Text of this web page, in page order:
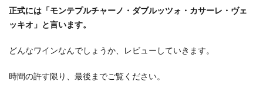
正式には「モンテプルチャーノ・ダブルッツォ・カサーレ・ヴェ
ッキオ」と言います。
どんなワインなんでしょうか、レビューしていきます。
時間の許す限り、最後までご覧ください。